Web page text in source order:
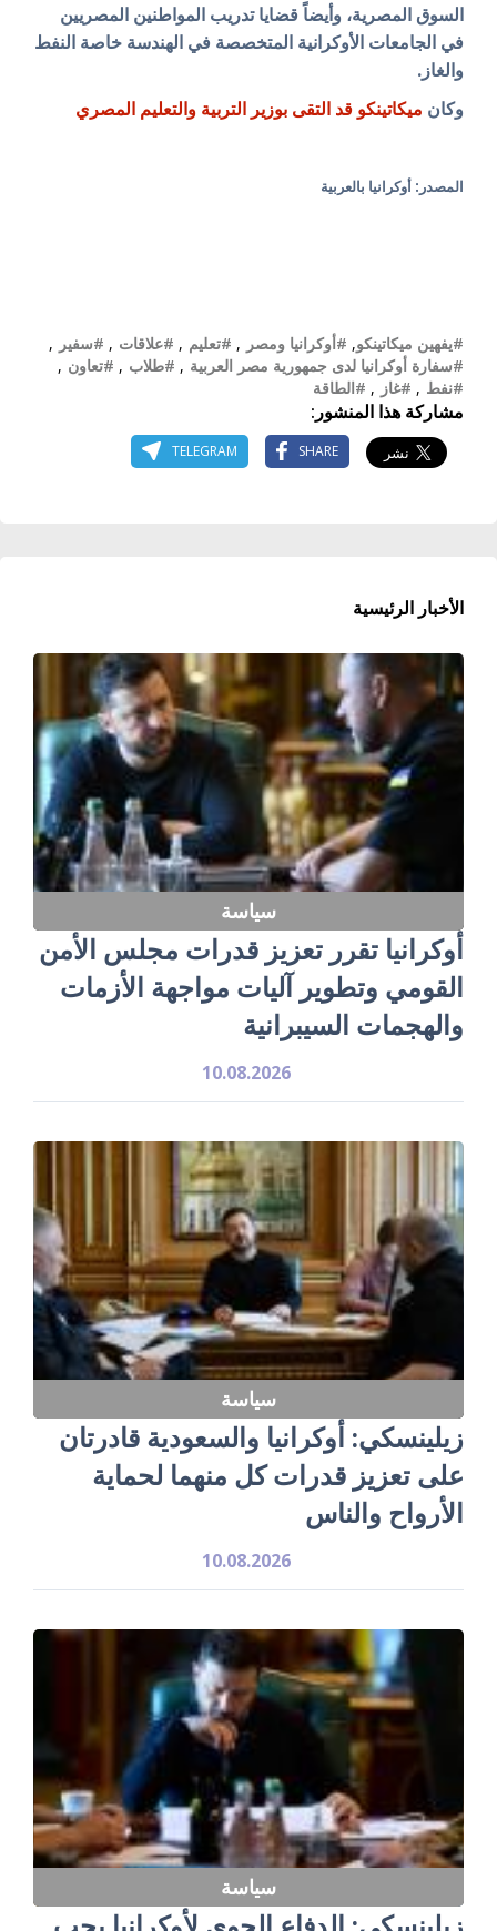
السوق المصرية، وأيضاً قضايا تدريب المواطنين المصريين
في الجامعات الأوكرانية المتخصصة في الهندسة خاصة النفط
والغاز.
وكان ميكاتينكو قد التقى بوزير التربية والتعليم المصري
المصدر: أوكرانيا بالعربية
#يفهين ميكاتينكو, #أوكرانيا ومصر , #تعليم , #علاقات , #سفير ,
#سفارة أوكرانيا لدى جمهورية مصر العربية , #طلاب , #تعاون ,
#نفط , #غاز , #الطاقة
مشاركة هذا المنشور:
SHARE
TELEGRAM
الأخبار الرئيسية
سياسة
أوكرانيا تقرر تعزيز قدرات مجلس الأمن
القومي وتطوير آليات مواجهة الأزمات
والهجمات السيبرانية
10.08.2026
سياسة
زيلينسكي: أوكرانيا والسعودية قادرتان
على تعزيز قدرات كل منهما لحماية
الأرواح والناس
10.08.2026
سياسة